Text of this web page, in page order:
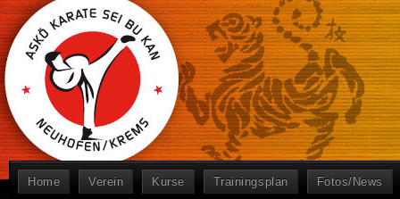
Home Verein Kurse Trainingsplan Fotos/News